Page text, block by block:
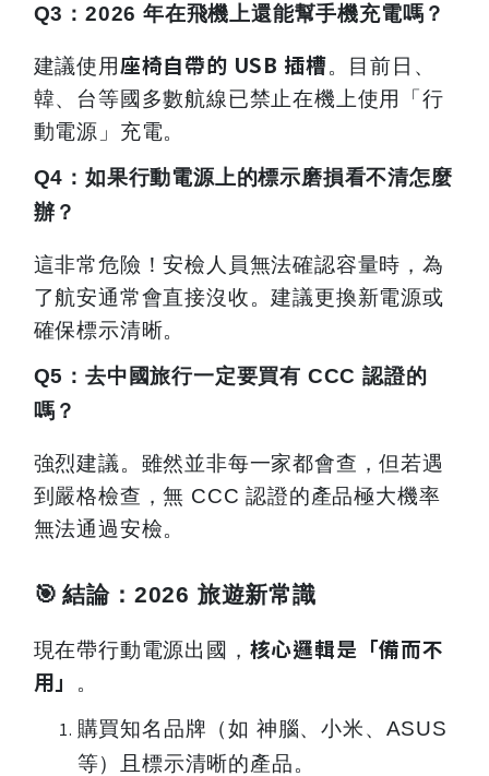
Q3 ：2026 年在飛機上還能幫手機充電嗎？
建議使用座椅自帶的 USB 插槽。目前日、
韓、台等國多數航線已禁止在機上使用「行
動電源」充電。
Q4 ：如果行動電源上的標示磨損看不清怎麼
辦？
這非常危險！安檢人員無法確認容量時，為
了航安通常會直接沒收。建議更換新電源或
確保標示清晰。
Q5 ：去中國旅行一定要買有 CCC 認證的
嗎？
強烈建議。雖然並非每一家都會查，但若遇
到嚴格檢查，無 CCC 認證的產品極大機率
無法通過安檢。
🎯 結論：2026 旅遊新常識
現在帶行動電源出國， 核心邏輯是「備而不
用」
。
購買知名品牌（如 神腦、小米、ASUS
等）且標示清晰的產品。